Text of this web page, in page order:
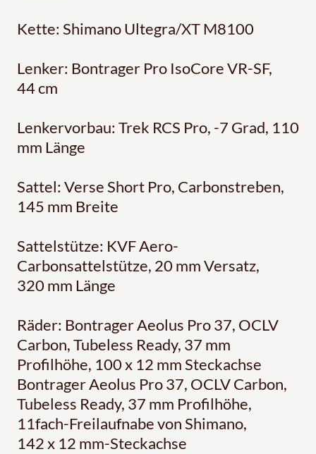
Kette: Shimano Ultegra/XT M8100
Lenker: Bontrager Pro IsoCore VR-SF,
44 cm
Lenkervorbau: Trek RCS Pro, -7 Grad, 110
mm Länge
Sattel: Verse Short Pro, Carbonstreben,
145 mm Breite
Sattelstütze: KVF Aero-
Carbonsattelstütze, 20 mm Versatz,
320 mm Länge
Räder: Bontrager Aeolus Pro 37, OCLV
Carbon, Tubeless Ready, 37 mm
Profilhöhe, 100 x 12 mm Steckachse
Bontrager Aeolus Pro 37, OCLV Carbon,
Tubeless Ready, 37 mm Profilhöhe,
11fach-Freilaufnabe von Shimano,
142 x 12 mm-Steckachse